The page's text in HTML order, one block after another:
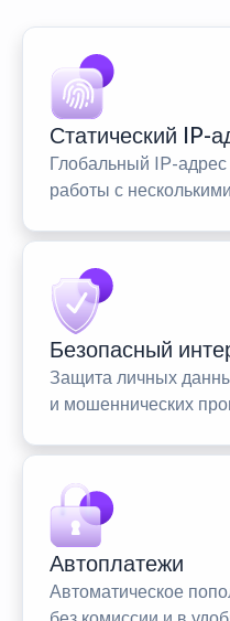
Статический IP-
Глобальный IP-адрес
работы с
Безопасный
Защита личных
и мошеннических
Автоплатежи
Автоматическое